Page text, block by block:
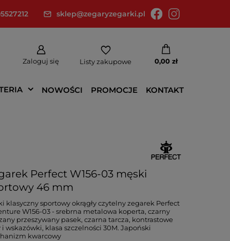
sklep@zegaryzegarki.pl
Zaloguj się Listy zakupowe 0,00 zł
NOWOŚCI PROMOCJE KONTAKT
Perfect W156-03 męski
46 mm
klasyczny sportowy okrągły czytelny zegarek Perfect
W156-03 - srebrna metalowa koperta, czarny
przeszywany pasek, czarna tarcza, kontrastowe
i wskazówki, klasa szczelności 30M. Japoński
kwarcowy